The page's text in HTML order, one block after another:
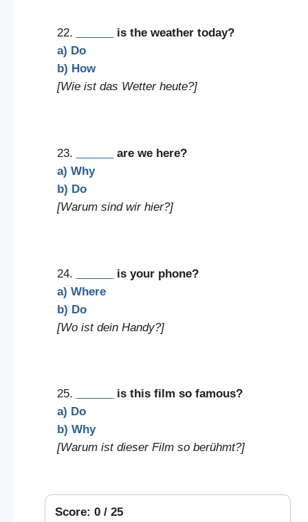
22.
is the weather today?
a) Do
b) How
[Wie ist das Wetter heute?]
23.
are we here?
a) Why
b) Do
[Warum sind wir hier?]
24.
is your phone?
a) Where
b) Do
[Wo ist dein Handy?]
25.
is this film so famous?
a) Do
b) Why
[Warum ist dieser Film so berühmt?]
Score: 0 / 25